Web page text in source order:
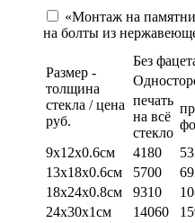
«Монтаж на
на болты из
Размер -
толщина
стекла / цена
руб.
Без
печать
на всё
стекло
9х12х0.6см
4180
13х18х0.6см
5700
18х24х0.8см
9310
24х30х1см
14060